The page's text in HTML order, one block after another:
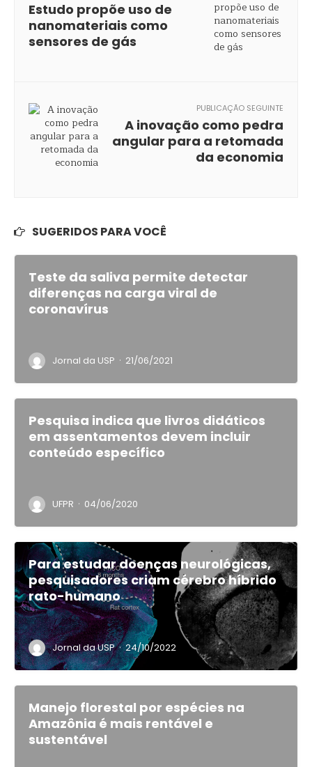
Estudo propõe uso de
nanomateriais como
sensores de gás
PUBLICAÇÃO SEGUINTE
A inovação como pedra
angular para a retomada
da economia
SUGERIDOS PARA VOCÊ
Teste da saliva permite detectar
diferenças na carga viral de
coronavírus
Jornal da USP · 21/06/2021
Pesquisa indica que livros didáticos
em assentamentos devem incluir
conteúdo específico
UFPR · 04/06/2020
Para estudar doenças neurológicas,
pesquisadores criam cérebro híbrido
rato-humano
Jornal da USP · 24/10/2022
Manejo florestal por espécies na
Amazônia é mais rentável e
sustentável